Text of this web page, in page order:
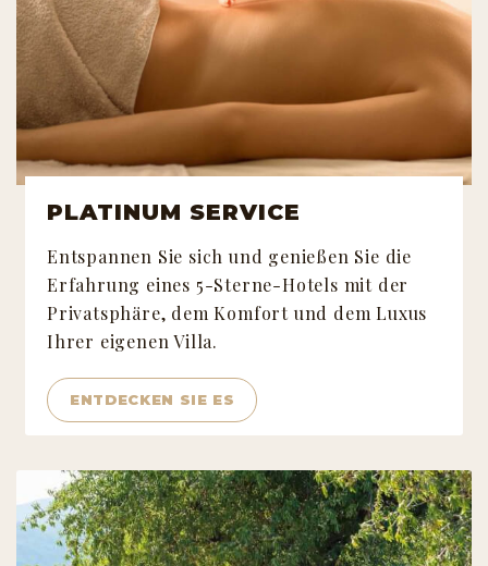
PLATINUM SERVICE
Entspannen Sie sich und genießen Sie die
Erfahrung eines 5-Sterne-Hotels mit der
Privatsphäre, dem Komfort und dem Luxus
Ihrer eigenen Villa.
ENTDECKEN SIE ES